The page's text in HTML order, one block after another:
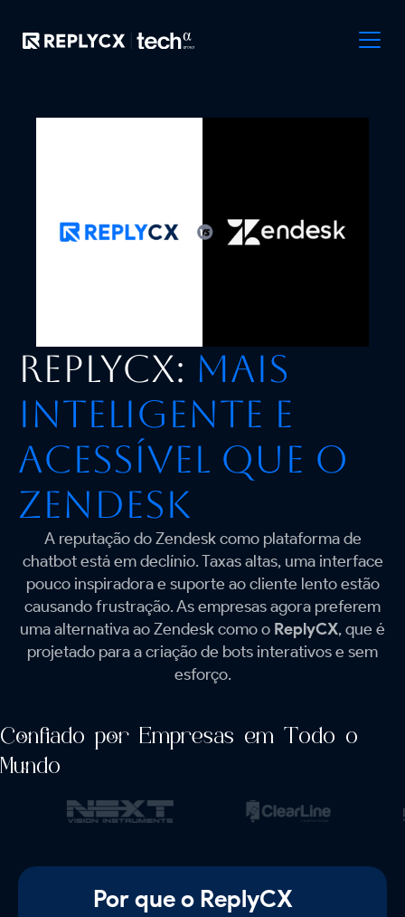
ReplyCX: Mais
Inteligente e
Acessível que o
Zendesk
A reputação do Zendesk como plataforma de
chatbot está em declínio. Taxas altas, uma interface
pouco inspiradora e suporte ao cliente lento estão
causando frustração. As empresas agora preferem
uma alternativa ao Zendesk como o ReplyCX, que é
projetado para a criação de bots interativos e sem
esforço.
Confiado por Empresas em Todo o
Mundo
Por que o ReplyCX